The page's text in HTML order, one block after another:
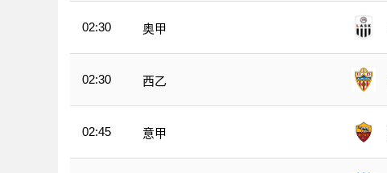
02:30 奥甲
02:30 西乙
02:45 意甲